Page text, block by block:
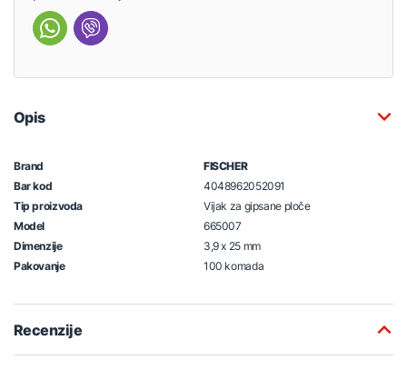
Opis
Brand
FISCHER
Bar kod
4048962052091
Tip proizvoda
Vijak za gipsane ploče
Model
665007
Dimenzije
3,9 x 25 mm
Pakovanje
100 komada
Recenzije